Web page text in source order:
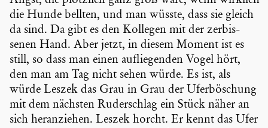
die Hunde bellten, und man wüsste, dass sie gleich
da sind. Da gibt es den Kollegen mit der zerbis­
senen Hand. Aber jetzt, in diesem Moment ist es
still, so dass man einen auflie­genden Vogel hört,
den man am Tag nicht sehen würde. Es ist, als
würde Leszek das Grau in Grau der Uferbö­schung
mit dem nächsten Ruder­schlag ein Stück näher an
sich heran­ziehen. Leszek horcht. Er kennt das Ufer